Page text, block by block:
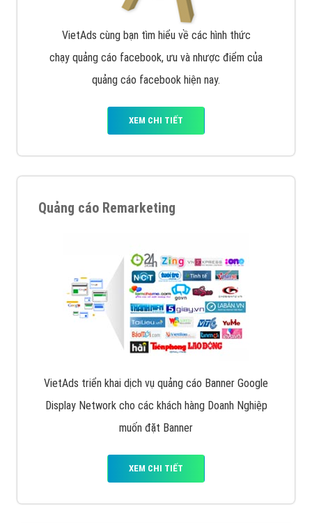
VietAds cùng bạn tìm hiểu về các hình thức
chạy quảng cáo facebook, ưu và nhược điểm của
quảng cáo facebook hiện nay.
XEM CHI TIẾT
Quảng cáo Remarketing
VietAds triển khai dịch vụ quảng cáo Banner Google
Display Network cho các khách hàng Doanh Nghiệp
muốn đặt Banner
XEM CHI TIẾT